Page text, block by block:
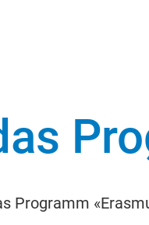
Programm